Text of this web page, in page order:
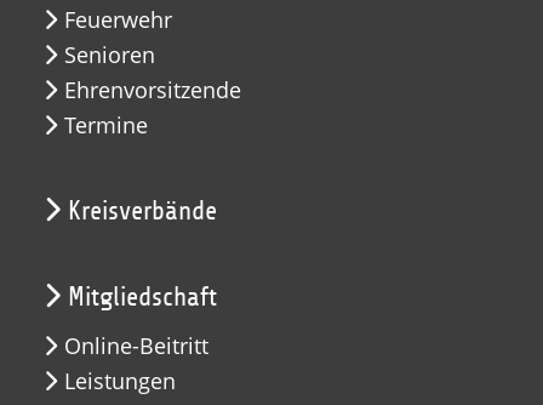
Feuerwehr
Senioren
Ehrenvorsitzende
Termine
Kreisverbände
Mitgliedschaft
Online-Beitritt
Leistungen